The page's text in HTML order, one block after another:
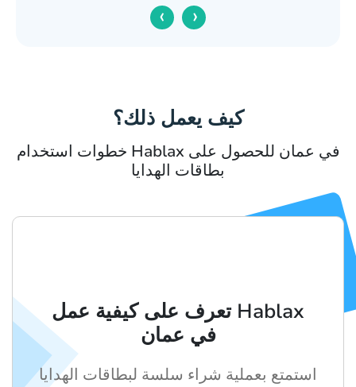
‹ ›
كيف يعمل ذلك؟
خطوات استخدام Hablax في عمان للحصول على
بطاقات الهدايا
تعرف على كيفية عمل Hablax
في عمان
استمتع بعملية شراء سلسة لبطاقات الهدايا